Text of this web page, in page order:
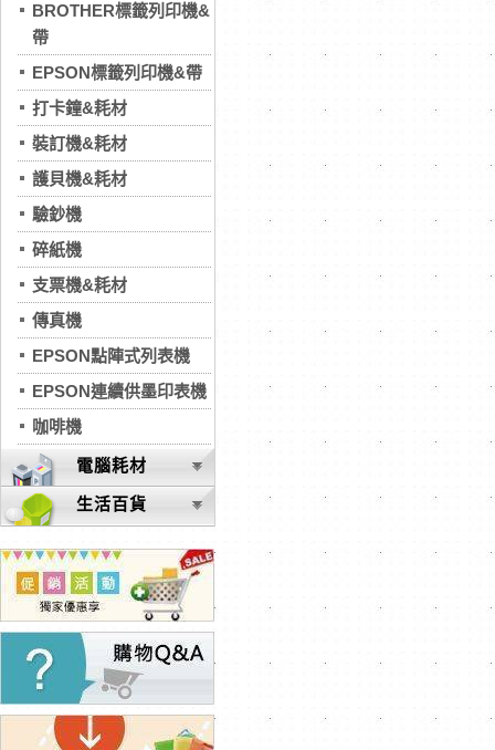
BROTHER標籤列印機&
帶
EPSON標籤列印機&帶
打卡鐘&耗材
裝訂機&耗材
護貝機&耗材
驗鈔機
碎紙機
支票機&耗材
傳真機
EPSON點陣式列表機
EPSON連續供墨印表機
咖啡機
電腦耗材
生活百貨